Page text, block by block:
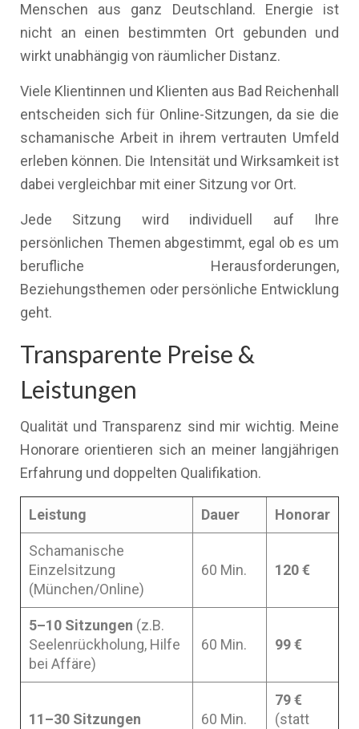
Menschen aus ganz Deutschland. Energie ist
nicht an einen bestimmten Ort gebunden und
wirkt unabhängig von räumlicher Distanz.
Viele Klientinnen und Klienten aus Bad Reichenhall
entscheiden sich für Online-Sitzungen, da sie die
schamanische Arbeit in ihrem vertrauten Umfeld
erleben können. Die Intensität und Wirksamkeit ist
dabei vergleichbar mit einer Sitzung vor Ort.
Jede Sitzung wird individuell auf Ihre
persönlichen Themen abgestimmt, egal ob es um
berufliche Herausforderungen,
Beziehungsthemen oder persönliche Entwicklung
geht.
Transparente Preise &
Leistungen
Qualität und Transparenz sind mir wichtig. Meine
Honorare orientieren sich an meiner langjährigen
Erfahrung und doppelten Qualifikation.
Leistung Dauer Honorar
Schamanische
Einzelsitzung
(München/Online)
60 Min. 120 €
5–10 Sitzungen (z.B.
Seelenrückholung, Hilfe
bei Affäre)
60 Min. 99 €
11–30 Sitzungen 60 Min.
79 €
(statt